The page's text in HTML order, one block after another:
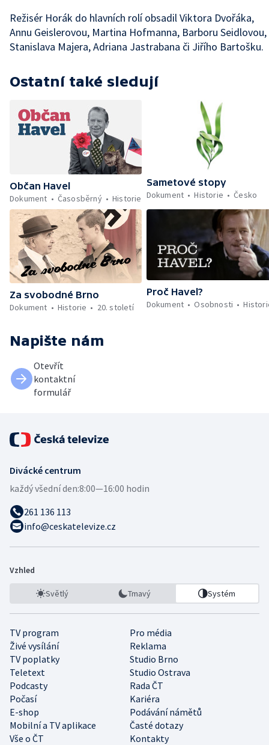
Režisér Horák do hlavních rolí obsadil Viktora Dvořáka,
Annu Geislerovou, Martina Hofmanna, Barboru Seidlovou,
Stanislava Majera, Adriana Jastrabana či Jiřího Bartošku.
Ostatní také sledují
Občan Havel
Dokument
Časosběrný Historie
Sametové stopy
Dokument
Historie Česko
Za svobodné Brno
Dokument
Historie 20. století
Proč Havel?
Dokument
Osobnosti
Napište nám
Otevřít
kontaktní
formulář
Divácké centrum
každý všední den:8:00—16:00 hodin
261 136 113
info@ceskatelevize.cz
Vzhled
Světlý Tmavý Systém
TV program
Pro média
Živé vysílání
Reklama
TV poplatky
Studio Brno
Teletext
Studio Ostrava
Podcasty
Rada ČT
Počasí
Kariéra
E-shop
Podávání námětů
Mobilní a TV aplikace
Časté dotazy
Vše o ČT
Kontakty